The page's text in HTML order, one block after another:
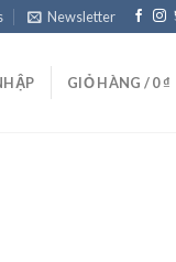
Newsletter
GIỎ HÀNG /0₫